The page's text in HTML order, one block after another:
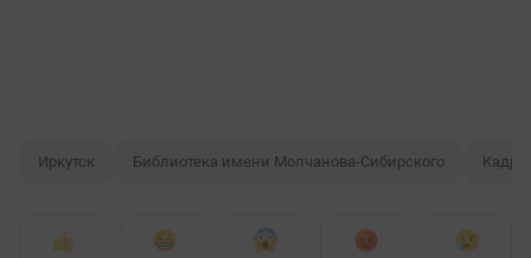
Иркутск Библиотека имени Молчанова-Сибирского